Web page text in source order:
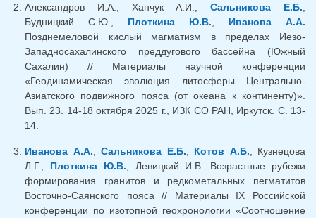
Александров И.А., Ханчук А.И.,Сальникова Е.Б.
Будницкий С.Ю., Плоткина Ю.В.
Иванова А.А.
Позднемеловой кислый магматизм в пределах Иезо-
Западносахалинского преддугового бассейна (Южный
Сахалин) // Материалы научной конференции
«Геодинамическая эволюция литосферы Центрально-
Азиатского подвижного пояса (от океана к континенту)».
Вып. 23. 14-18 октября 2025 г., ИЗК СО РАН, Иркутск. С. 13-
14.
Иванова А.А. Сальникова Е.Б. Котов А.Б. , Кузнецова
Л.Г., Плоткина Ю.В. , Левицкий И.В. Возрастные рубежи
формирования гранитов и редкометальных пегматитов
Восточно-Саянского пояса // Материалы IX Российской
конференции по изотопной геохронологии «Соотношение